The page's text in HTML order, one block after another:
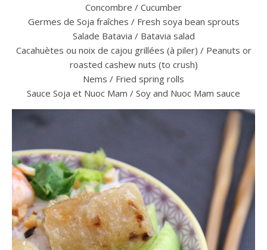
Concombre / Cucumber
Germes de Soja fraîches / Fresh soya bean sprouts
Salade Batavia / Batavia salad
Cacahuètes ou noix de cajou grillées (à piler) / Peanuts or
roasted cashew nuts (to crush)
Nems / Fried spring rolls
Sauce Soja et Nuoc Mam / Soy and Nuoc Mam sauce